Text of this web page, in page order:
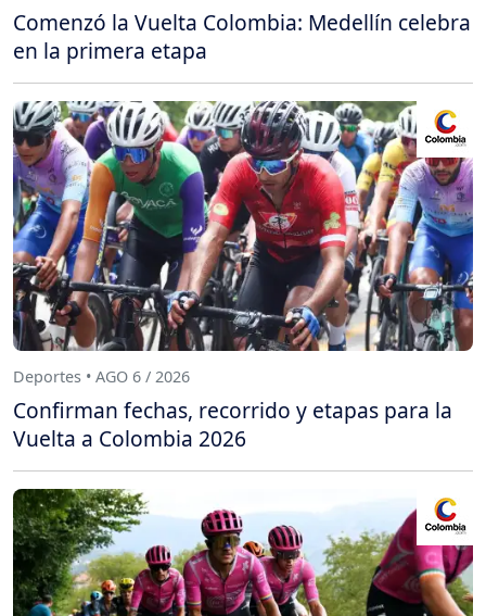
Comenzó la Vuelta Colombia: Medellín celebra
en la primera etapa
Deportes • AGO 6 / 2026
Confirman fechas, recorrido y etapas para la
Vuelta a Colombia 2026